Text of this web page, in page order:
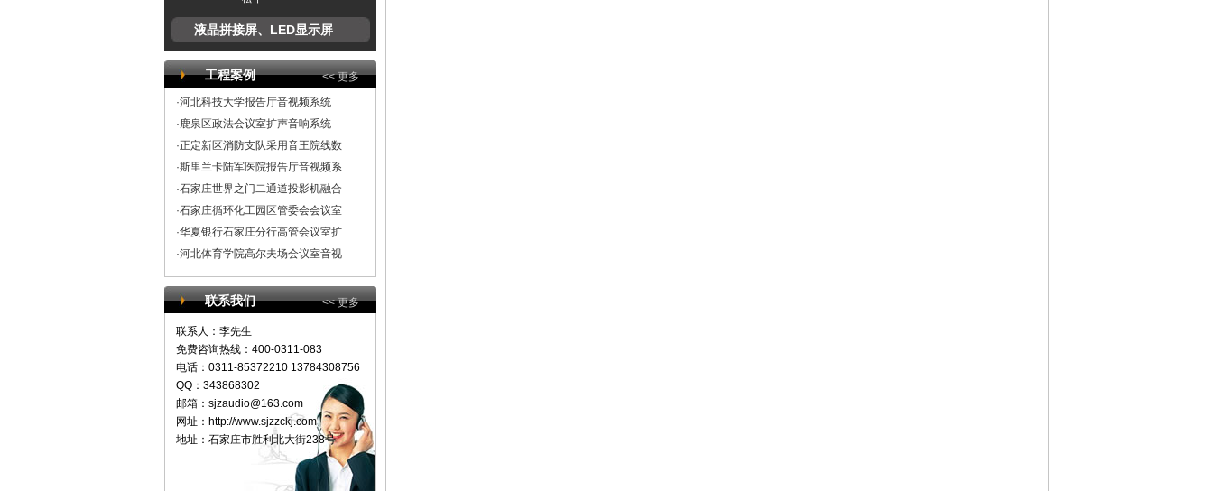
液晶拼接屏、LED显示屏
工程案例
<< 更多
·河北科技大学报告厅音视频系统
·鹿泉区政法会议室扩声音响系统
·正定新区消防支队采用音王院线数
·斯里兰卡陆军医院报告厅音视频系
·石家庄世界之门二通道投影机融合
·石家庄循环化工园区管委会会议室
·华夏银行石家庄分行高管会议室扩
·河北体育学院高尔夫场会议室音视
联系我们 << 更多
联系人：李先生
免费咨询热线：400-0311-083
电话：0311-85372210 13784308756
QQ：343868302
邮箱： sjzaudio@163.com
网址：http://www.sjzzckj.com
地址：石家庄市胜利北大街238号